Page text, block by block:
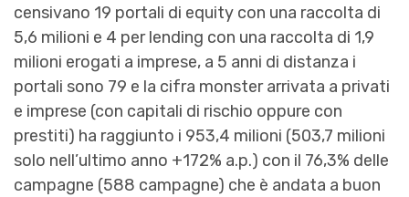
censivano 19 portali di equity con una raccolta di
5,6 milioni e 4 per lending con una raccolta di 1,9
milioni erogati a imprese, a 5 anni di distanza i
portali sono 79 e la cifra monster arrivata a privati
e imprese (con capitali di rischio oppure con
prestiti) ha raggiunto i 953,4 milioni (503,7 milioni
solo nell’ultimo anno +172% a.p.) con il 76,3% delle
campagne (588 campagne) che è andata a buon